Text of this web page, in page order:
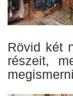
Rövid két
részeit,